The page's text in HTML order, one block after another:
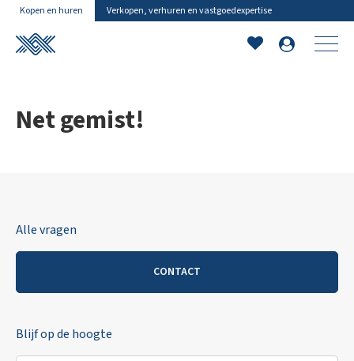
Kopen en huren Verkopen, verhuren en vastgoedexpertise
Net gemist!
Alle vragen
CONTACT
Blijf op de hoogte